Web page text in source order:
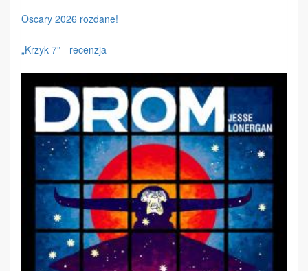
Oscary 2026 rozdane!
„Krzyk 7” - recenzja